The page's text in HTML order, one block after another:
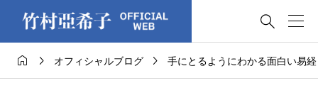

  オフィシャルブログ  手にとるようにわかる面白い易経